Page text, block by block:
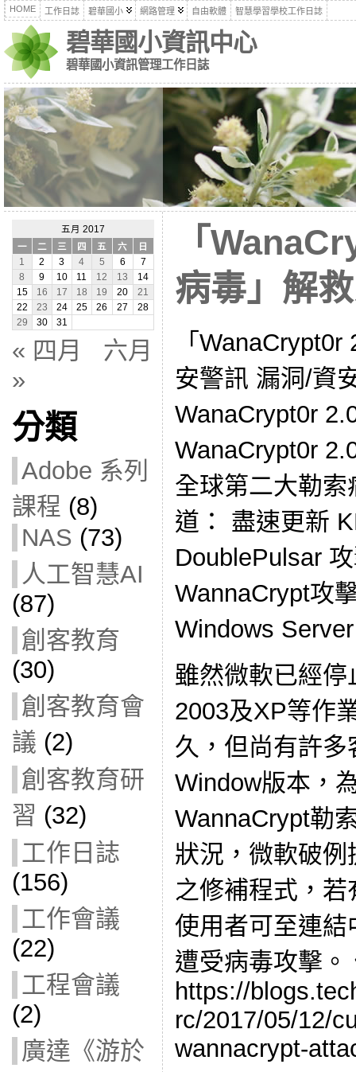
HOME 工作日誌 碧華國小 網路管理 自由軟體 智慧學習學校工作日誌
碧華國小資訊中心
碧華國小資訊管理工作日誌
五月 2017
一
二 三 四 五 六
日
1
2 3 4 5 6
7
8
9 10 11 12 13
14
15
16 17 18 19 20
21
22
23 24 25 26 27
28
29
30 31
« 四月
六月
»
分類
Adobe 系列
課程 (8)
NAS (73)
人工智慧AI
(87)
創客教育
(30)
創客教育會
議 (2)
創客教育研
習 (32)
工作日誌
(156)
工作會議
(22)
工程會議
(2)
廣達《游於
「
病毒」解
「
安警訊 漏洞/資
WanaCrypt0r
WanaCrypt0r
全球第二大勒
道： 盡速更新
DoublePulsar
WannaCrypt攻
Windows
雖然微軟已經
2003及XP等作
久，但尚有許
Window版本，
WannaCrypt勒
狀況，微軟破
之修補程式，
使用者可至連
遭受病毒攻擊
https://
rc/2017/05/12/
wannacrypt-